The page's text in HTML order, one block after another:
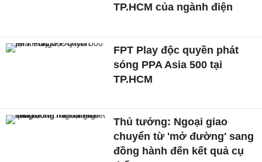
TP.HCM của ngành điện
FPT Play độc quyền phát
sóng PPA Asia 500 tại
TP.HCM
Thủ tướng: Ngoại giao
chuyển từ 'mở đường' sang
đồng hành đến kết quả cụ